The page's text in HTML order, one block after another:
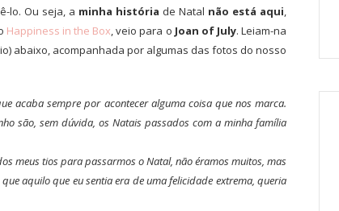
lo. Ou seja, a minha história de Natal não está aqui,
Happiness in the Box, veio para o Joan of July. Leiam-na
abaixo, acompanhada por algumas das fotos do nosso
acaba sempre por acontecer alguma coisa que nos marca.
são, sem dúvida, os Natais passados com a minha família
meus tios para passarmos o Natal, não éramos muitos, mas
aquilo que eu sentia era de uma felicidade extrema, queria